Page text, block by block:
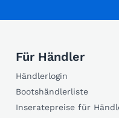
Für Händler
Händlerlogin
Bootshändlerliste
Inseratepreise für